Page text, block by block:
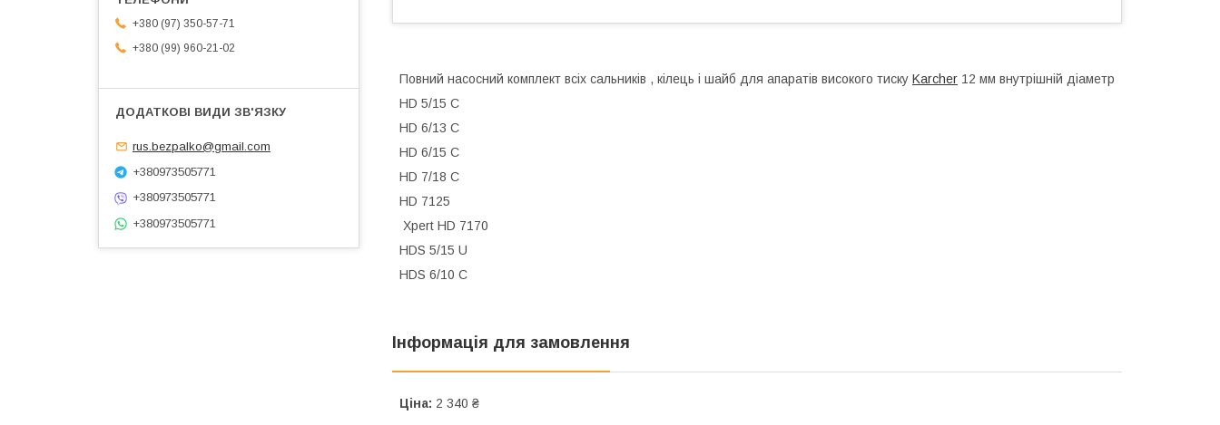
Повний насосний комплект всіх сальників , кілець і шайб для апаратів високого тиску Karcher 12 мм внутрішній діаметр
HD 5/15 C
HD 6/13 C
HD 6/15 C
HD 7/18 C
HD 7125
Xpert HD 7170
HDS 5/15 U
HDS 6/10 C
Інформація для замовлення
Ціна: 2 340 ₴
+380 (97) 350-57-71
+380 (99) 960-21-02
rus.bezpalko@gmail.com
+380973505771
+380973505771
+380973505771